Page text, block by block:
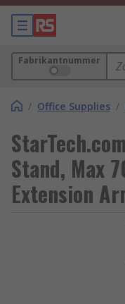
Fabrikantnummer
/ Office Supplies /
Stand, Max
Extension